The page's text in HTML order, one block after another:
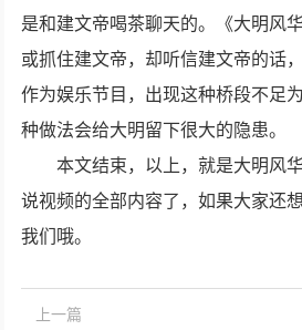
是和建文帝喝茶聊天的。《大明风
或抓住建文帝，却听信建文帝的话
作为娱乐节目，出现这种桥段不足
种做法会给大明留下很大的隐患。
本文结束，以上，就是大明风
说视频的全部内容了，如果大家还
我们哦。
上一篇